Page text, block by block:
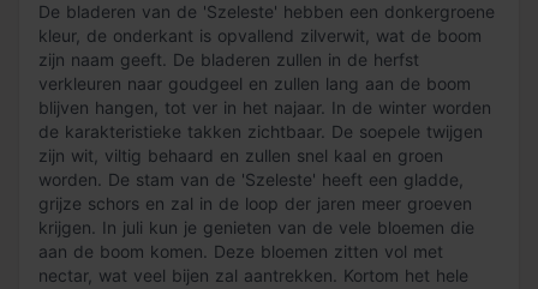
De bladeren van de 'Szeleste' hebben een donkergroene
kleur, de onderkant is opvallend zilverwit, wat de boom
zijn naam geeft. De bladeren zullen in de herfst
verkleuren naar goudgeel en zullen lang aan de boom
blijven hangen, tot ver in het najaar. In de winter worden
de karakteristieke takken zichtbaar. De soepele twijgen
zijn wit, viltig behaard en zullen snel kaal en groen
worden. De stam van de 'Szeleste' heeft een gladde,
grijze schors en zal in de loop der jaren meer groeven
krijgen. In juli kun je genieten van de vele bloemen die
aan de boom komen. Deze bloemen zitten vol met
nectar, wat veel bijen zal aantrekken. Kortom het hele